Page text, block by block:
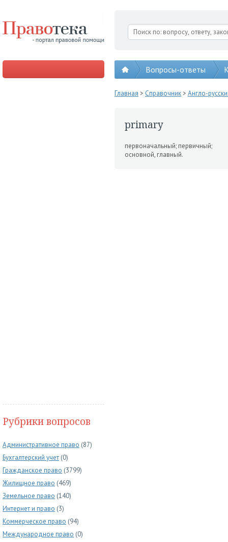
Вопросы-ответы
Рубрики вопросов
Административное право (87)
Бухгалтерский учет (0)
Гражданское право (3799)
Жилищное право (469)
Земельное право (140)
Интернет и право (3)
Коммерческое право (94)
Международное право (0)
Главная > Справочник> Англо-
primary
первоначальный; первичный;
основной, главный.